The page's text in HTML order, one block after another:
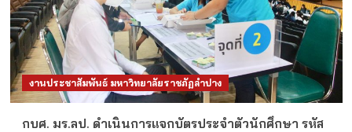
งานประชาสัมพันธ์ มหาวิทยาลัยราชภัฏลำปาง
กบศ. มร.ลป. ดำเนินการแจกบัตรประจำตัวนักศึกษา รหัส